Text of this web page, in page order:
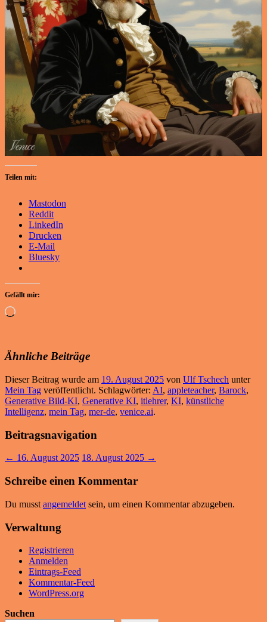
Teilen mit:
Mastodon
Reddit
LinkedIn
Drucken
E-Mail
Bluesky
Gefällt mir:
Wird
Ähnliche Beiträge
Dieser Beitrag wurde am 19. August 2025 von Ulf Tschech unter
Mein Tag veröffentlicht. Schlagwörter: AI, appleteacher, Barock,
Generative Bild-KI, Generative KI, itlehrer, KI, künstliche
Intelligenz, mein Tag, mer-de, venice.ai.
Beitragsnavigation
← 16. August 2025 18. August 2025 →
Schreibe einen Kommentar
Du musst angemeldet sein, um einen Kommentar abzugeben.
Verwaltung
Registrieren
Anmelden
Eintrags-Feed
Kommentar-Feed
WordPress.org
Suchen